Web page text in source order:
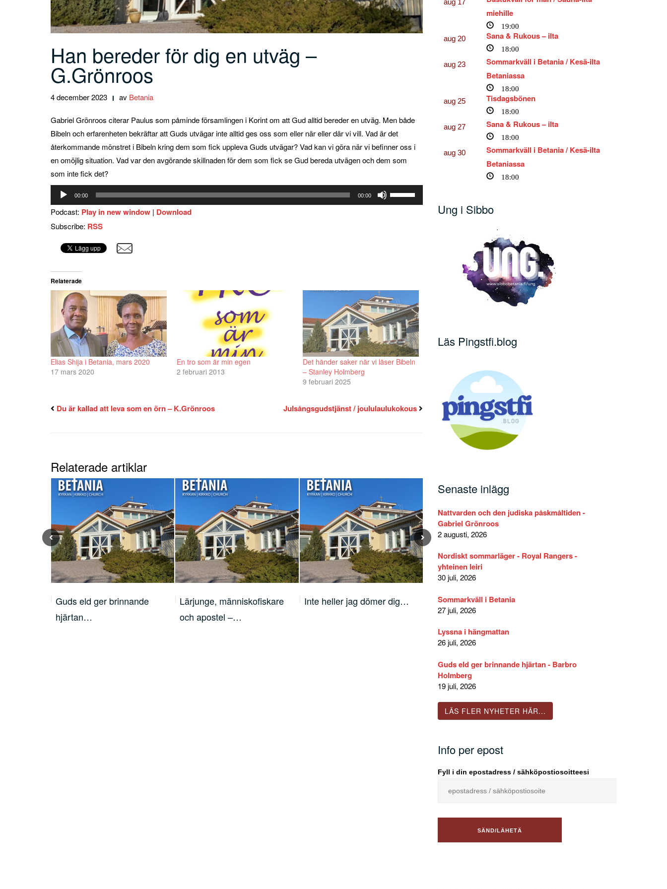
Han bereder för dig en utväg –
G.Grönroos
4 december 2023 av Betania
Gabriel Grönroos citerar Paulus som påminde församlingen i Korint om att Gud alltid bereder en utväg. Men både
Bibeln och erfarenheten bekräftar att Guds utvägar inte alltid ges oss som eller när eller där vi vill. Vad är det
återkommande mönstret i Bibeln kring dem som fick uppleva Guds utvägar? Vad kan vi göra när vi befinner oss i
en omöjlig situation. Vad var den avgörande skillnaden för dem som fick se Gud bereda utvägen och dem som
som inte fick det?
Ljudspelare
00:00 00:00
Använd
upp/ner-
volymen.
Podcast: Play in new window | Download
Subscribe: RSS
Relaterade
Elias Shija i Betania, mars 2020
17 mars 2020
En tro som är min egen
2 februari 2013
Det händer saker när vi läser Bibeln
– Stanley Holmberg
9 februari 2025
Du är kallad att leva som en örn – K.Grönroos Julsångsgudstjänst / joululaulukokous
Relaterade artiklar
Guds eld ger brinnande
hjärtan…
Lärjunge, människofiskare
och apostel –…
Inte heller jag dömer dig…
Din längtan och fruktan
visar…
aug 17
miehille
19:00
aug 20 Sana & Rukous – ilta
18:00
aug 23
Sommarkväll i Betania / Kesä-ilta
Betaniassa
18:00
aug 25 Tisdagsbönen
18:00
aug 27 Sana & Rukous – ilta
18:00
aug 30
Sommarkväll i Betania / Kesä-ilta
Betaniassa
18:00
Ung i Sibbo
Läs Pingstfi.blog
Senaste inlägg
Nattvarden och den judiska påskmåltiden -
Gabriel Grönroos
2 augusti, 2026
Nordiskt sommarläger - Royal Rangers -
yhteinen leiri
30 juli, 2026
Sommarkväll i Betania
27 juli, 2026
Lyssna i hängmattan
26 juli, 2026
Guds eld ger brinnande hjärtan - Barbro
Holmberg
19 juli, 2026
LÄS FLER NYHETER HÄR...
Info per epost
Fyll i din epostadress / sähköpostiosoitteesi